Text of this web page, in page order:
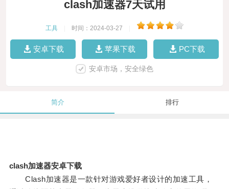
clash加速器7天试用
工具 时间：2024-03-27
安卓下载 苹果下载 PC下载
安卓市场，安全绿色
简介 排行
clash加速器安卓下载
Clash加速器是一款针对游戏爱好者设计的加速工具，